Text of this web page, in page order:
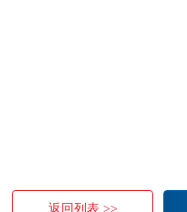
返回列表 >>